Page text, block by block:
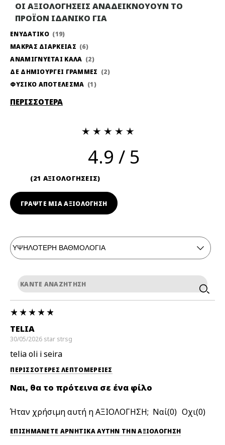
ΟΙ ΑΞΙΟΛΟΓΗΣΕΙΣ ΑΝΑΔΕΙΚΝΟΥΟΥΝ ΤΟ
ΠΡΟΪΟΝ ΙΔΑΝΙΚΟ ΓΙΑ
ΕΝΥΔΑΤΙΚΟ
19
ΜΑΚΡΑΣ ΔΙΑΡΚΕΙΑΣ
6
ΑΝΑΜΙΓΝΥΕΤΑΙ ΚΑΛΑ
2
ΔΕ ΔΗΜΙΟΥΡΓΕΙ ΓΡΑΜΜΕΣ
2
ΦΥΣΙΚΟ ΑΠΟΤΕΛΕΣΜΑ
1
ΠΕΡΙΣΣΟΤΕΡΑ
4.9
21 ΑΞΙΟΛΟΓΗΣΕΙΣ
ΓΡΆΨΤΕ ΜΙΑ ΑΞΙΟΛΟΓΗΣΗ
TELIA
30/05/2026 star strsg
telia oli i seira
ΠΕΡΙΣΣΌΤΕΡΕΣ ΛΕΠΤΟΜΈΡΕΙΕΣ
Ναι, θα το πρότεινα σε ένα φίλο
Ήταν χρήσιμη αυτή η ΑΞΙΟΛΟΓΗΣΗ; 0 0
ΕΠΙΣΗΜΆΝΕΤΕ ΑΡΝΗΤΙΚΆ ΑΥΤΉΝ ΤΗΝ ΑΞΙΟΛΟΓΗΣΗ